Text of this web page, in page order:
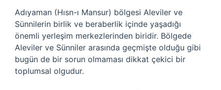
Adıyaman (Hısn-ı Mansur) bölgesi Aleviler ve
Sünnilerin birlik ve beraberlik içinde yaşadığı
önemli yerleşim merkezlerinden biridir. Bölgede
Aleviler ve Sünniler arasında geçmişte olduğu gibi
bugün de bir sorun olmaması dikkat çekici bir
toplumsal olgudur.